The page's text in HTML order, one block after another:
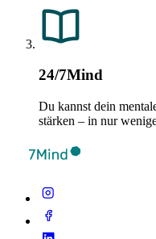
24/7Mind
Du kannst dein
stärken – in nur